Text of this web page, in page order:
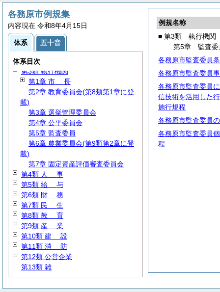
例規名称
■ 第3類 執行機関
第5章 監査委
各務原市監査委員
各務原市監査委員
各務原市監査委員
信技術を活用した
施行規程
各務原市監査委員
各務原市監査委員
程
各務原市例規集
内容現在 令和8年4月15日
体系 五十音
体系目次
第1類総規
第2類
第3類 執行機関
第1章 市 長
第2章 教育委員会(第8類第1章に登
載)
第3章 選挙管理委員会
第4章 公平委員会
第5章 監査委員
第6章 農業委員会(第9類第2章に登
載)
第7章 固定資産評価審査委員会
第4類 人 事
第5類 給 与
第6類 財 務
第7類 民 生
第8類 教 育
第9類 産 業
第10類 建 設
第11類 消 防
第12類 公営企業
第13類 雑